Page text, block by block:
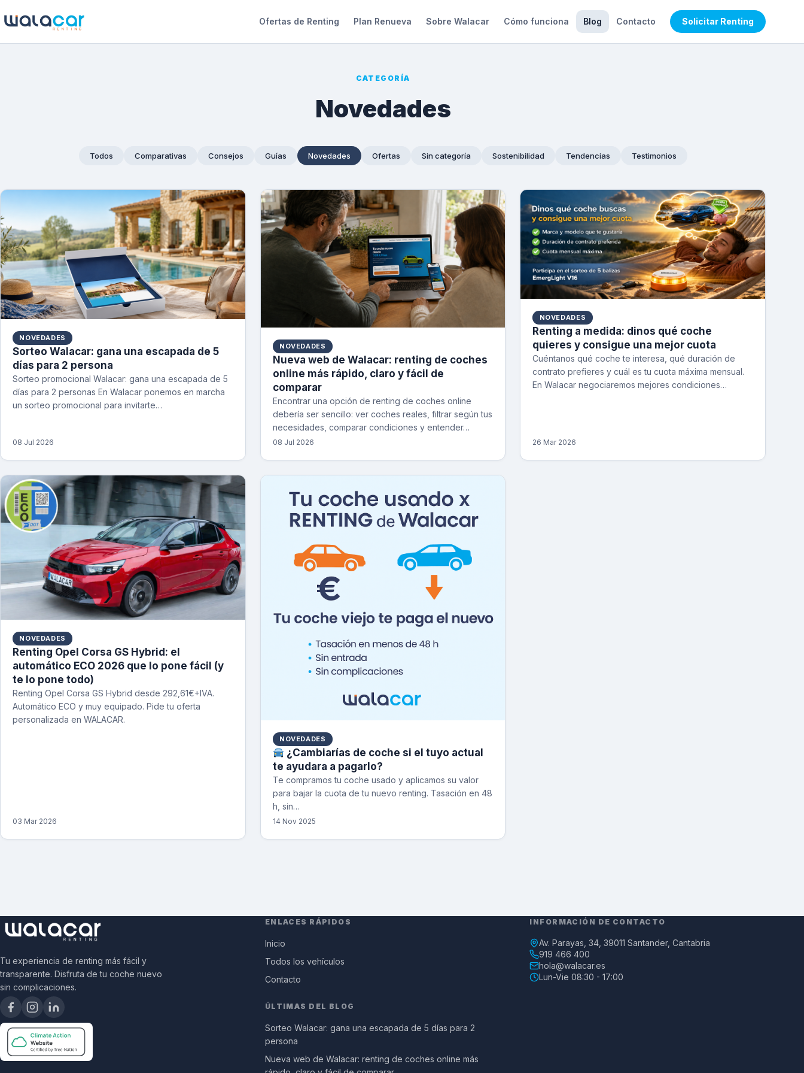
Ofertas de Renting Plan Renueva Sobre Walacar Cómo funciona Blog Contacto Solicitar Renting
CATEGORÍA
Novedades
Todos Comparativas Consejos Guías Novedades Ofertas Sin categoría Sostenibilidad Tendencias Testimonios
NOVEDADES
Sorteo Walacar: gana una escapada de 5
días para 2 persona
Sorteo promocional Walacar: gana una escapada de 5
días para 2 personas En Walacar ponemos en marcha
un sorteo promocional para invitarte…
08 Jul 2026
NOVEDADES
Nueva web de Walacar: renting de coches
online más rápido, claro y fácil de
comparar
Encontrar una opción de renting de coches online
debería ser sencillo: ver coches reales, filtrar según tus
necesidades, comparar condiciones y entender…
08 Jul 2026
NOVEDADES
Renting a medida: dinos qué coche
quieres y consigue una mejor cuota
Cuéntanos qué coche te interesa, qué duración de
contrato prefieres y cuál es tu cuota máxima mensual.
En Walacar negociaremos mejores condiciones…
26 Mar 2026
NOVEDADES
Renting Opel Corsa GS Hybrid: el
automático ECO 2026 que lo pone fácil (y
te lo pone todo)
Renting Opel Corsa GS Hybrid desde 292,61€+IVA.
Automático ECO y muy equipado. Pide tu oferta
personalizada en WALACAR.
03 Mar 2026
NOVEDADES
¿Cambiarías de coche si el tuyo actual
te ayudara a pagarlo?
Te compramos tu coche usado y aplicamos su valor
para bajar la cuota de tu nuevo renting. Tasación en 48
h, sin…
14 Nov 2025
Tu experiencia de renting más fácil y
transparente. Disfruta de tu coche nuevo
sin complicaciones.
ENLACES RÁPIDOS
Inicio
Todos los vehículos
Contacto
ÚLTIMAS DEL BLOG
Sorteo Walacar: gana una escapada de 5 días para 2
persona
Nueva web de Walacar: renting de coches online más
INFORMACIÓN DE CONTACTO
Av. Parayas, 34, 39011 Santander, Cantabria
919 466 400
hola@walacar.es
Lun-Vie 08:30 - 17:00